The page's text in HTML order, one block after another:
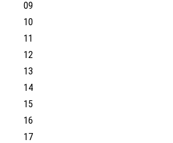
09
10
11
12
13
14
15
16
17